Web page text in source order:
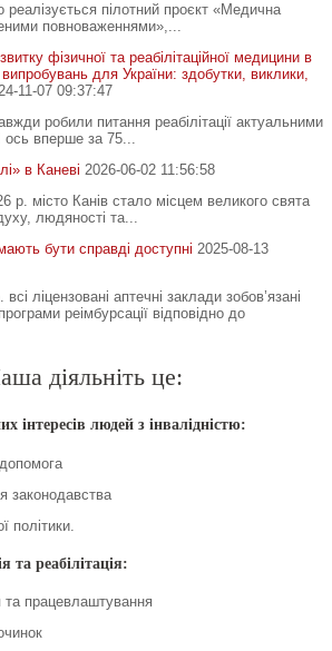
реалізується пілотний проєкт «Медична
повноваженнями»,...
фізичної та реабілітаційної медицини в
для України: здобутки, виклики,
11-07 09:37:47
робили питання реабілітації актуальними
ось вперше за 75...
в Каневі 2026-06-02 11:56:58
р. місто Канів стало місцем великого свята
людяності та...
бути справді доступні 2025-08-13
ліцензовані аптечні заклади зобов’язані
реімбурсації відповідно до
діяльніть це:
інтересів людей з інвалідністю:
законодавства
політики.
та реабілітація:
та працевлаштування